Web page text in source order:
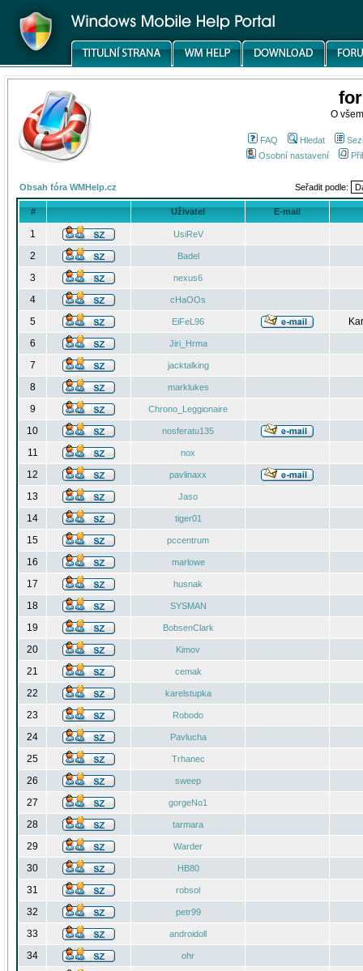
O
FAQ Hledat
Osobní nastavení
Obsah fóra WMHelp.cz Seřadit podle:
# Uživatel E-mail
1 UsiReV
2 Badel
3 nexus6
4 cHaOOs
5 EiFeL96
6
Jiri_Hrma
7 jacktalking
8 marklukes
9 Chrono_Leggionaire
10 nosferatu135
11 nox
12 pavlinaxx
13 Jaso
14 tiger01
15 pccentrum
16 marlowe
17 husnak
18 SYSMAN
19 BobsenClark
20 Kimov
21 cemak
22 karelstupka
23 Robodo
24 Pavlucha
25 Trhanec
26 sweep
27 gorgeNo1
28 tarmara
29 Warder
30 HB80
31 robsol
32 petr99
33 androidoll
34 ohr